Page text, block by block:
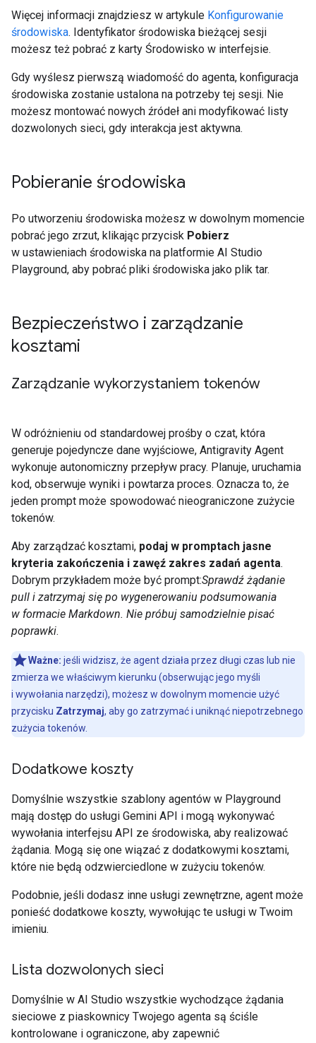
Więcej informacji znajdziesz w artykule Konfigurowanie
środowiska. Identyfikator środowiska bieżącej sesji
możesz też pobrać z karty Środowisko w interfejsie.
Gdy wyślesz pierwszą wiadomość do agenta, konfiguracja
środowiska zostanie ustalona na potrzeby tej sesji. Nie
możesz montować nowych źródeł ani modyfikować listy
dozwolonych sieci, gdy interakcja jest aktywna.
Pobieranie środowiska
Po utworzeniu środowiska możesz w dowolnym momencie
pobrać jego zrzut, klikając przycisk Pobierz
w ustawieniach środowiska na platformie AI Studio
Playground, aby pobrać pliki środowiska jako plik tar.
Bezpieczeństwo i zarządzanie
kosztami
Zarządzanie wykorzystaniem tokenów
W odróżnieniu od standardowej prośby o czat, która
generuje pojedyncze dane wyjściowe, Antigravity Agent
wykonuje autonomiczny przepływ pracy. Planuje, uruchamia
kod, obserwuje wyniki i powtarza proces. Oznacza to, że
jeden prompt może spowodować nieograniczone zużycie
tokenów.
Aby zarządzać kosztami, podaj w promptach jasne
kryteria zakończenia i zawęź zakres zadań agenta.
Dobrym przykładem może być prompt:Sprawdź żądanie
pull i zatrzymaj się po wygenerowaniu podsumowania
w formacie Markdown. Nie próbuj samodzielnie pisać
poprawki.
Ważne: jeśli widzisz, że agent działa przez długi czas lub nie
zmierza we właściwym kierunku (obserwując jego myśli
i wywołania narzędzi), możesz w dowolnym momencie użyć
przycisku Zatrzymaj, aby go zatrzymać i uniknąć niepotrzebnego
zużycia tokenów.
Dodatkowe koszty
Domyślnie wszystkie szablony agentów w Playground
mają dostęp do usługi Gemini API i mogą wykonywać
wywołania interfejsu API ze środowiska, aby realizować
żądania. Mogą się one wiązać z dodatkowymi kosztami,
które nie będą odzwierciedlone w zużyciu tokenów.
Podobnie, jeśli dodasz inne usługi zewnętrzne, agent może
ponieść dodatkowe koszty, wywołując te usługi w Twoim
imieniu.
Lista dozwolonych sieci
Domyślnie w AI Studio wszystkie wychodzące żądania
sieciowe z piaskownicy Twojego agenta są ściśle
kontrolowane i ograniczone, aby zapewnić